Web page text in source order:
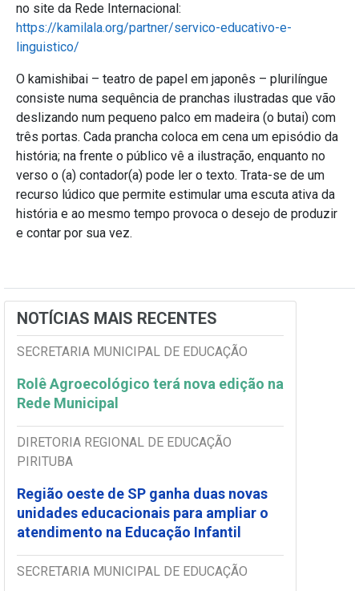
no site da Rede Internacional:
https://kamilala.org/partner/servico-educativo-e-
linguistico/
O kamishibai – teatro de papel em japonês – plurilíngue
consiste numa sequência de pranchas ilustradas que vão
deslizando num pequeno palco em madeira (o butai) com
três portas. Cada prancha coloca em cena um episódio da
história; na frente o público vê a ilustração, enquanto no
verso o (a) contador(a) pode ler o texto. Trata-se de um
recurso lúdico que permite estimular uma escuta ativa da
história e ao mesmo tempo provoca o desejo de produzir
e contar por sua vez.
NOTÍCIAS MAIS RECENTES
SECRETARIA MUNICIPAL DE EDUCAÇÃO
Rolê Agroecológico terá nova edição na
Rede Municipal
DIRETORIA REGIONAL DE EDUCAÇÃO
PIRITUBA
Região oeste de SP ganha duas novas
unidades educacionais para ampliar o
atendimento na Educação Infantil
SECRETARIA MUNICIPAL DE EDUCAÇÃO